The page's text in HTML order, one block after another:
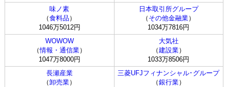
味ノ素
（食料品 ）
1046万5012円
日本取引所グループ
（ その他金融業）
1034万7816円
WOWOW
（情報・通信業）
1047万8000円
大気社
（建設業）
1033万8506円
長瀬産業
（卸売業）
三菱UFJフィナンシャル･グループ
（銀行業）